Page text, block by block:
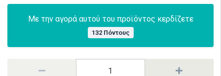
Με την αγορά αυτού του προϊόντος κερδίζετε
132 Πόντους